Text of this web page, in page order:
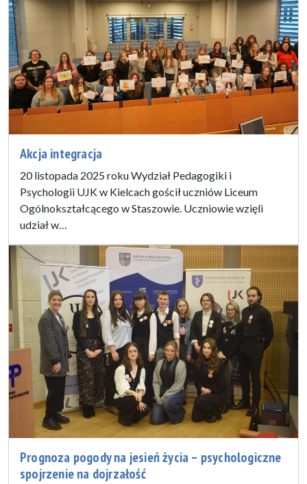
Akcja integracja
20 listopada 2025 roku Wydział Pedagogiki i
Psychologii UJK w Kielcach gościł uczniów Liceum
Ogólnokształcącego w Staszowie. Uczniowie wzięli
udział w…
Prognoza pogody na jesień życia – psychologiczne
spojrzenie na dojrzałość